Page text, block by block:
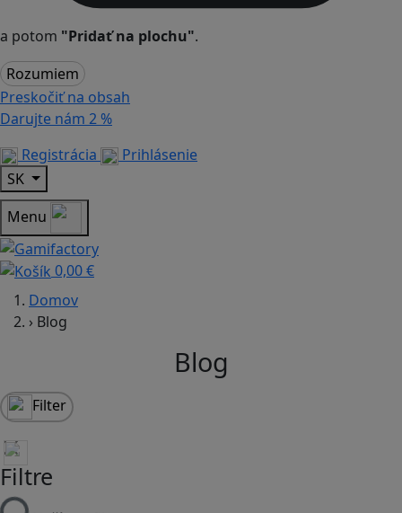
a potom "Pridať na plochu".
Rozumiem
Preskočiť na obsah
Darujte nám 2 %
Registrácia
Prihlásenie
SK
Menu
0,00 €
Domov
› Blog
Blog
Filter
Filtre